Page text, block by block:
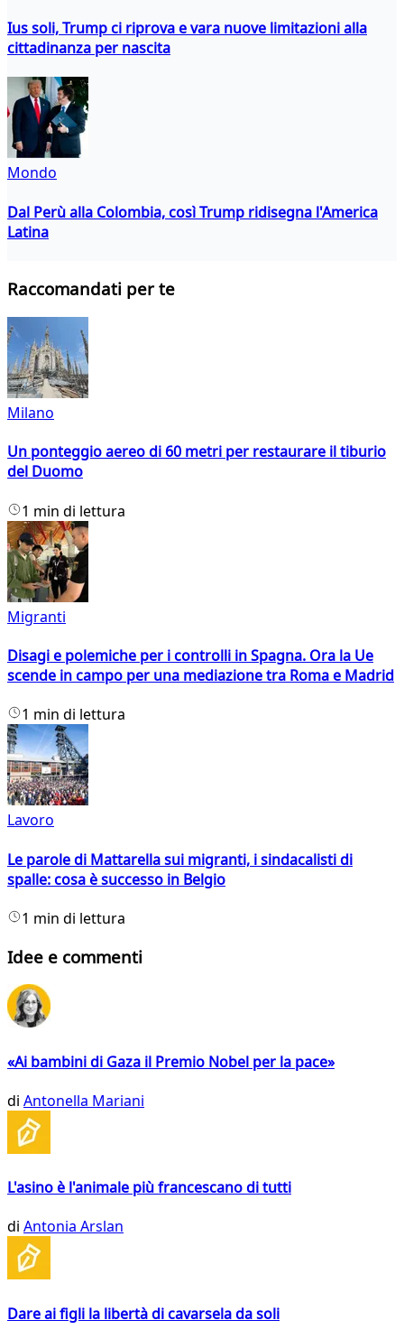
Ius soli, Trump ci riprova e vara nuove limitazioni alla
cittadinanza per nascita
Mondo
Dal Perù alla Colombia, così Trump ridisegna l'America
Latina
Raccomandati per te
Milano
Un ponteggio aereo di 60 metri per restaurare il tiburio
del Duomo
1 min di lettura
Migranti
Disagi e polemiche per i controlli in Spagna. Ora la Ue
scende in campo per una mediazione tra Roma e Madrid
1 min di lettura
Lavoro
Le parole di Mattarella sui migranti, i sindacalisti di
spalle: cosa è successo in Belgio
1 min di lettura
Idee e commenti
«Ai bambini di Gaza il Premio Nobel per la pace»
di Antonella Mariani
L'asino è l'animale più francescano di tutti
di Antonia Arslan
Dare ai figli la libertà di cavarsela da soli